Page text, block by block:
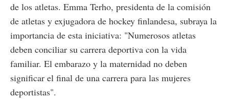
de los atletas. Emma Terho, presidenta de la comisión
de atletas y exjugadora de hockey finlandesa, subraya la
importancia de esta iniciativa: "Numerosos atletas
deben conciliar su carrera deportiva con la vida
familiar. El embarazo y la maternidad no deben
significar el final de una carrera para las mujeres
deportistas".